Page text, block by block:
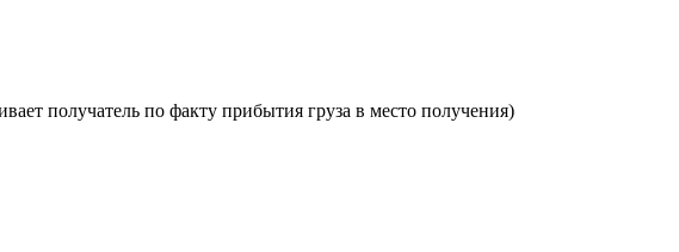
получатель по факту прибытия груза в место получения)